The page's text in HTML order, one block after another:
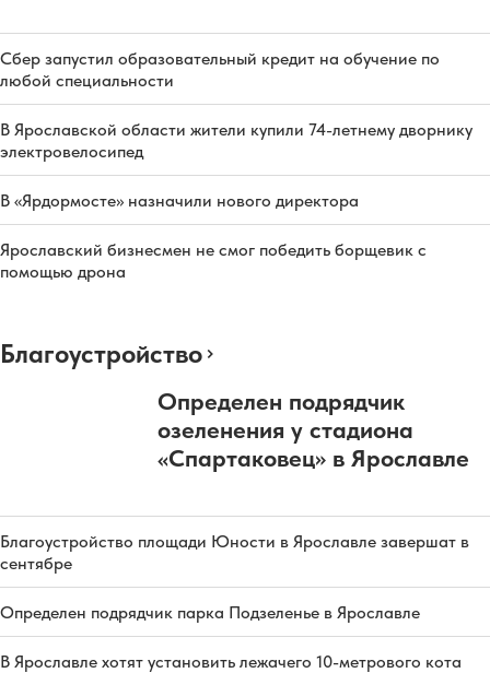
Сбер запустил образовательный кредит на обучение по
любой специальности
В Ярославской области жители купили 74-летнему дворнику
электровелосипед
В «Ярдормосте» назначили нового директора
Ярославский бизнесмен не смог победить борщевик с
помощью дрона
Благоустройство
Определен подрядчик
озеленения у стадиона
«Спартаковец» в Ярославле
Благоустройство площади Юности в Ярославле завершат в
сентябре
Определен подрядчик парка Подзеленье в Ярославле
В Ярославле хотят установить лежачего 10-метрового кота